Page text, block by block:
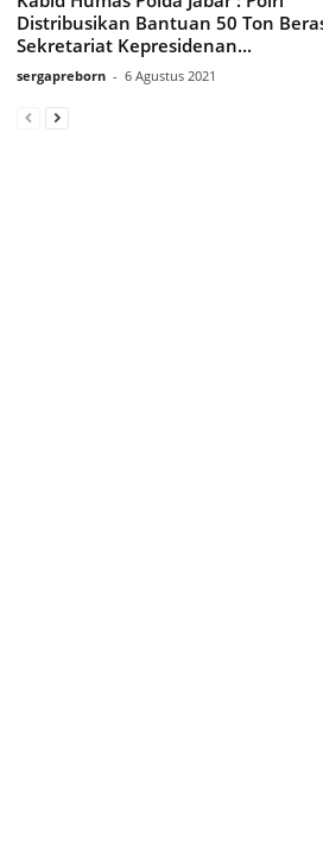
Distribusikan Bantuan 50 Ton
Sekretariat Kepresidenan...
sergapreborn - 6 Agustus 2021